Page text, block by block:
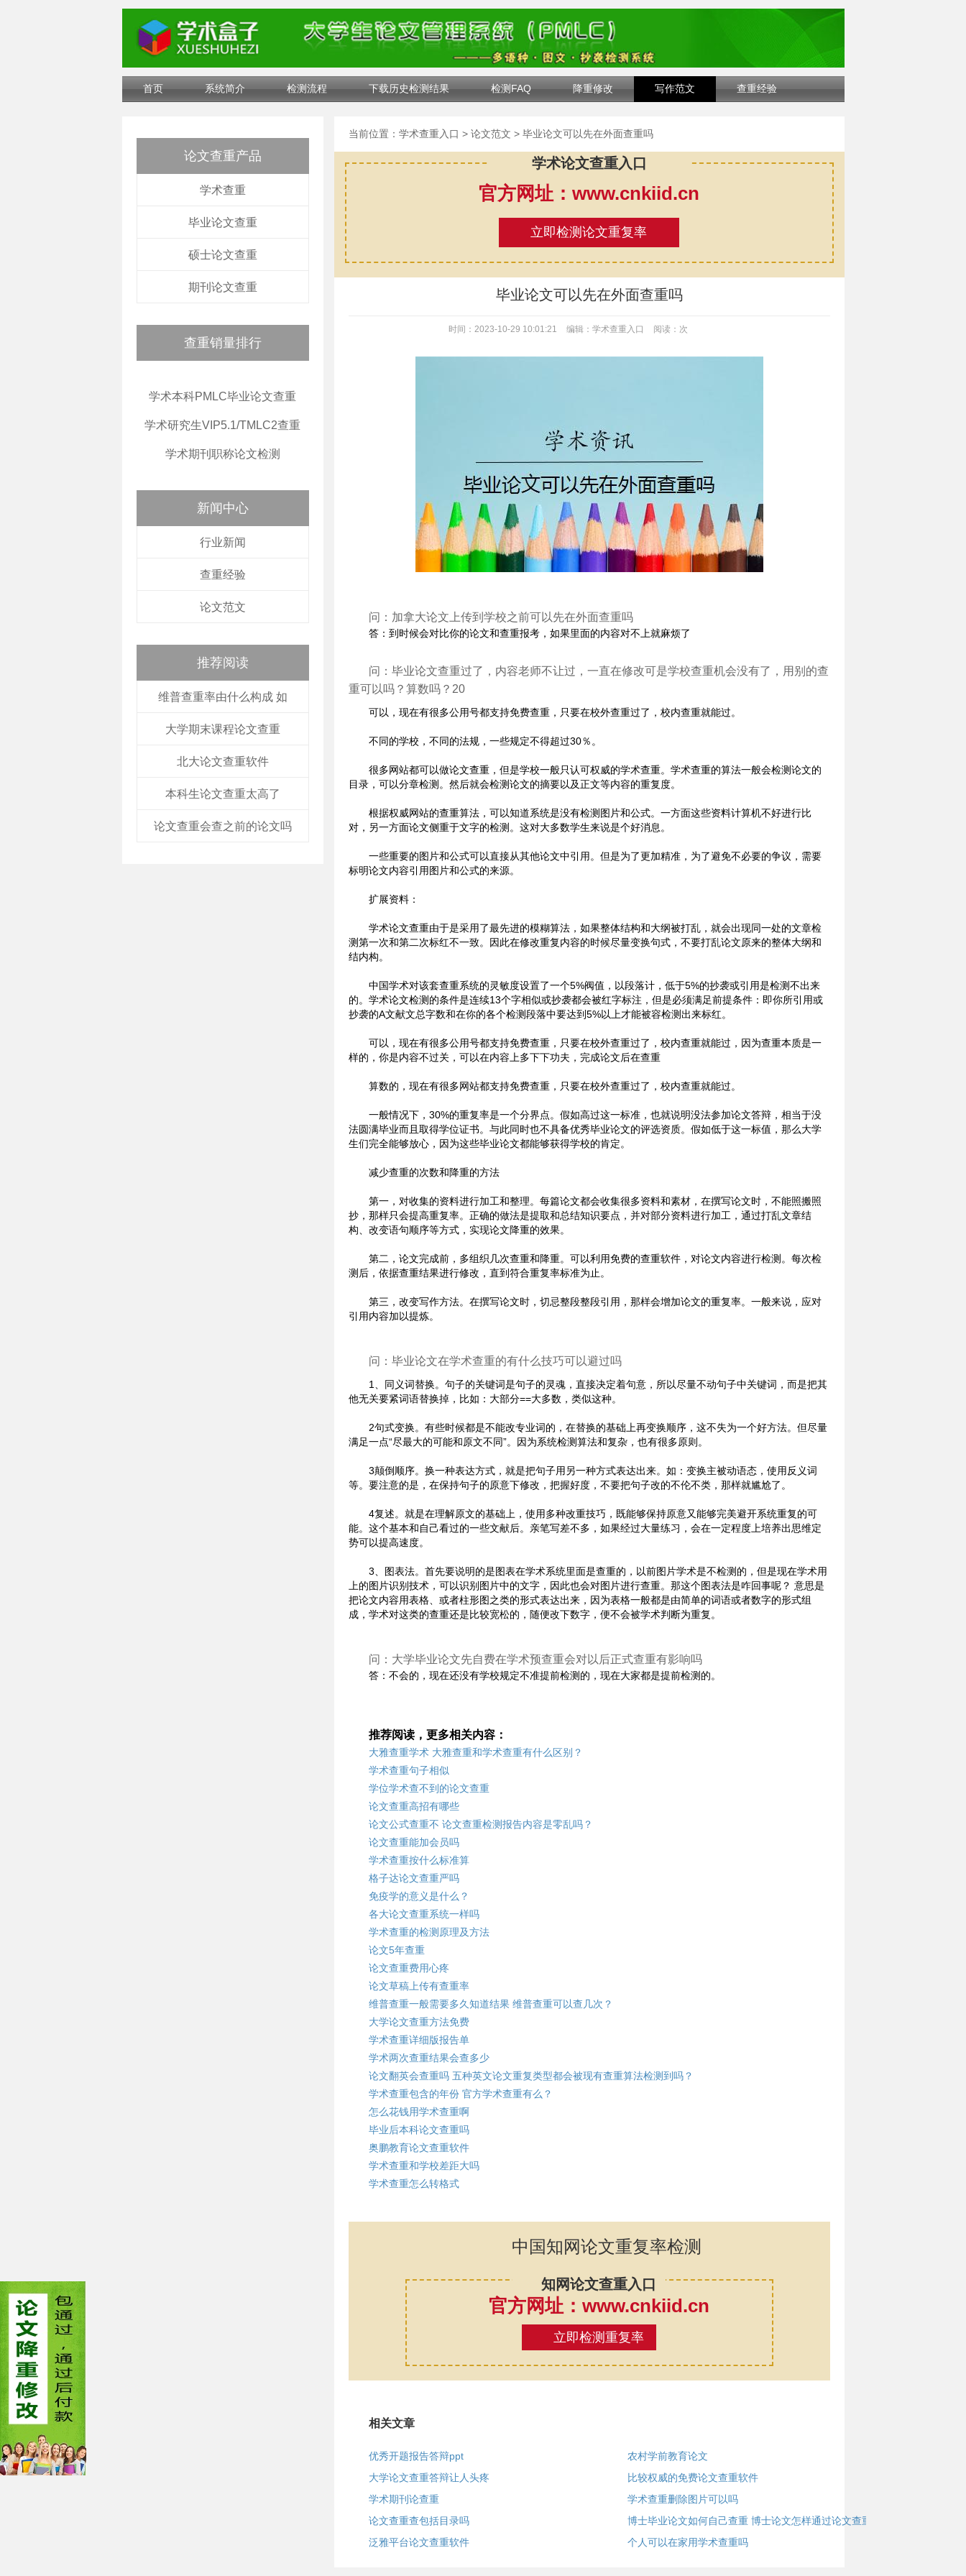
首页 系统简介 检测流程 下载历史检测结果 检测FAQ 降重修改 写作范文 查重经验
论文查重产品
学术查重
毕业论文查重
硕士论文查重
期刊论文查重
查重销量排行
学术本科PMLC毕业论文查重
学术研究生VIP5.1/TMLC2查重
学术期刊职称论文检测
新闻中心
行业新闻
查重经验
论文范文
推荐阅读
维普查重率由什么构成 如
大学期末课程论文查重
北大论文查重软件
本科生论文查重太高了
论文查重会查之前的论文吗
当前位置： 学术查重入口 > 论文范文 > 毕业论文可以先在外面查重吗
学术论文查重入口
官方网址：www.cnkiid.cn
立即检测论文重复率
毕业论文可以先在外面查重吗
时间：2023-10-29 10:01:21 编辑：学术查重入口 阅读： 次
问：加拿大论文上传到学校之前可以先在外面查重吗
答：到时候会对比你的论文和查重报考，如果里面的内容对不上就麻烦了
问：毕业论文查重过了，内容老师不让过，一直在修改可是学校查重机会没有了，用别的查
重可以吗？算数吗？20
可以，现在有很多公用号都支持免费查重，只要在校外查重过了，校内查重就能过。
不同的学校，不同的法规，一些规定不得超过30％。
很多网站都可以做论文查重，但是学校一般只认可权威的学术查重。学术查重的算法一般会检测论文的
目录，可以分章检测。然后就会检测论文的摘要以及正文等内容的重复度。
根据权威网站的查重算法，可以知道系统是没有检测图片和公式。一方面这些资料计算机不好进行比
对，另一方面论文侧重于文字的检测。这对大多数学生来说是个好消息。
一些重要的图片和公式可以直接从其他论文中引用。但是为了更加精准，为了避免不必要的争议，需要
标明论文内容引用图片和公式的来源。
扩展资料：
学术论文查重由于是采用了最先进的模糊算法，如果整体结构和大纲被打乱，就会出现同一处的文章检
测第一次和第二次标红不一致。因此在修改重复内容的时候尽量变换句式，不要打乱论文原来的整体大纲和
结内构。
中国学术对该套查重系统的灵敏度设置了一个5%阀值，以段落计，低于5%的抄袭或引用是检测不出来
的。学术论文检测的条件是连续13个字相似或抄袭都会被红字标注，但是必须满足前提条件：即你所引用或
抄袭的A文献文总字数和在你的各个检测段落中要达到5%以上才能被容检测出来标红。
可以，现在有很多公用号都支持免费查重，只要在校外查重过了，校内查重就能过，因为查重本质是一
样的，你是内容不过关，可以在内容上多下下功夫，完成论文后在查重
算数的，现在有很多网站都支持免费查重，只要在校外查重过了，校内查重就能过。
一般情况下，30%的重复率是一个分界点。假如高过这一标准，也就说明没法参加论文答辩，相当于没
法圆满毕业而且取得学位证书。与此同时也不具备优秀毕业论文的评选资质。假如低于这一标值，那么大学
生们完全能够放心，因为这些毕业论文都能够获得学校的肯定。
减少查重的次数和降重的方法
第一，对收集的资料进行加工和整理。每篇论文都会收集很多资料和素材，在撰写论文时，不能照搬照
抄，那样只会提高重复率。正确的做法是提取和总结知识要点，并对部分资料进行加工，通过打乱文章结
构、改变语句顺序等方式，实现论文降重的效果。
第二，论文完成前，多组织几次查重和降重。可以利用免费的查重软件，对论文内容进行检测。每次检
测后，依据查重结果进行修改，直到符合重复率标准为止。
第三，改变写作方法。在撰写论文时，切忌整段整段引用，那样会增加论文的重复率。一般来说，应对
引用内容加以提炼。
问：毕业论文在学术查重的有什么技巧可以避过吗
1、同义词替换。句子的关键词是句子的灵魂，直接决定着句意，所以尽量不动句子中关键词，而是把其
他无关要紧词语替换掉，比如：大部分==大多数，类似这种。
2句式变换。有些时候都是不能改专业词的，在替换的基础上再变换顺序，这不失为一个好方法。但尽量
满足一点“尽最大的可能和原文不同”。因为系统检测算法和复杂，也有很多原则。
3颠倒顺序。换一种表达方式，就是把句子用另一种方式表达出来。如：变换主被动语态，使用反义词
等。要注意的是，在保持句子的原意下修改，把握好度，不要把句子改的不伦不类，那样就尴尬了。
4复述。就是在理解原文的基础上，使用多种改重技巧，既能够保持原意又能够完美避开系统重复的可
能。这个基本和自己看过的一些文献后。亲笔写差不多，如果经过大量练习，会在一定程度上培养出思维定
势可以提高速度。
3、图表法。首先要说明的是图表在学术系统里面是查重的，以前图片学术是不检测的，但是现在学术用
上的图片识别技术，可以识别图片中的文字，因此也会对图片进行查重。那这个图表法是咋回事呢？ 意思是
把论文内容用表格、或者柱形图之类的形式表达出来，因为表格一般都是由简单的词语或者数字的形式组
成，学术对这类的查重还是比较宽松的，随便改下数字，便不会被学术判断为重复。
问：大学毕业论文先自费在学术预查重会对以后正式查重有影响吗
答：不会的，现在还没有学校规定不准提前检测的，现在大家都是提前检测的。
推荐阅读，更多相关内容：
大雅查重学术 大雅查重和学术查重有什么区别？
学术查重句子相似
学位学术查不到的论文查重
论文查重高招有哪些
论文公式查重不 论文查重检测报告内容是零乱吗？
论文查重能加会员吗
学术查重按什么标准算
格子达论文查重严吗
免疫学的意义是什么？
各大论文查重系统一样吗
学术查重的检测原理及方法
论文5年查重
论文查重费用心疼
论文草稿上传有查重率
维普查重一般需要多久知道结果 维普查重可以查几次？
大学论文查重方法免费
学术查重详细版报告单
学术两次查重结果会查多少
论文翻英会查重吗 五种英文论文重复类型都会被现有查重算法检测到吗？
学术查重包含的年份 官方学术查重有么？
怎么花钱用学术查重啊
毕业后本科论文查重吗
奥鹏教育论文查重软件
学术查重和学校差距大吗
学术查重怎么转格式
中国知网论文重复率检测
知网论文查重入口
官方网址：www.cnkiid.cn
立即检测重复率
相关文章
优秀开题报告答辩ppt
大学论文查重答辩让人头疼
学术期刊论查重
论文查重查包括目录吗
泛雅平台论文查重软件
农村学前教育论文
比较权威的免费论文查重软件
学术查重删除图片可以吗
博士毕业论文如何自己查重 博士论文怎样通过论文查重？
个人可以在家用学术查重吗